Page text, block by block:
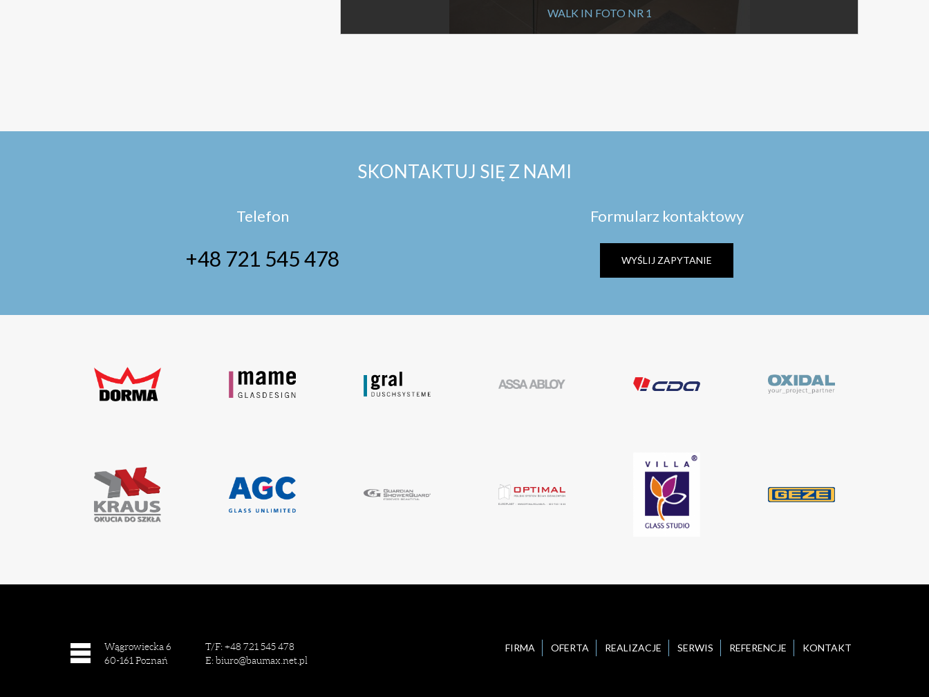
WALK IN FOTO NR 1
SKONTAKTUJ SIĘ Z NAMI
Telefon
+48 721 545 478
Formularz kontaktowy
WYŚLIJ ZAPYTANIE
Wągrowiecka 6
60-161 Poznań
T/F:+48 721 545 478
E:biuro@baumax.net.pl
FIRMA OFERTA REALIZACJE SERWIS REFERENCJE KONTAKT